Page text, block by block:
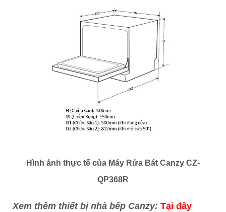
Hình ảnh thực tế của Máy Rửa Bát Canzy CZ-
QP368R
Xem thêm thiết bị nhà bếp Canzy: Tại đây